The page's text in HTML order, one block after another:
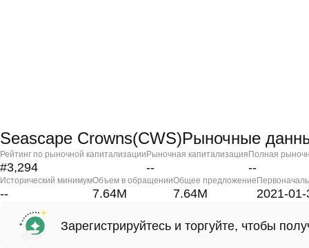
Seascape Crowns(CWS)Рыночные
Рейтинг по рыночной капитализации
#3,294
Рыночная капитализация
--
Полная
--
Исторический минимум
--
Объем в обращении
7.64M
Общее предложение
7.64M 2021-01-
Зарегистрируйтесь и торгуйте, чтобы